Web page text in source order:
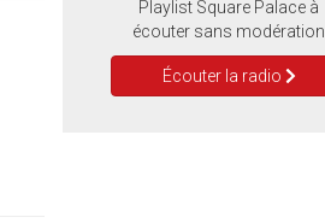
Playlist Square Palace à
écouter sans modération
Écouter la radio